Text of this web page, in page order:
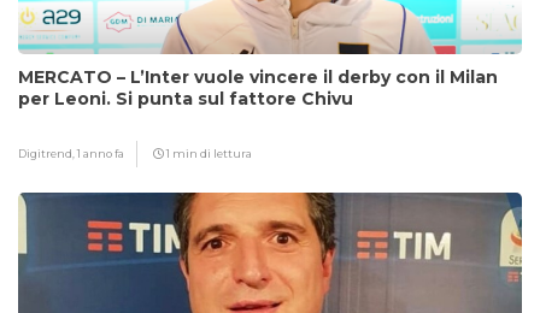
MERCATO – L’Inter vuole vincere il derby con il Milan
per Leoni. Si punta sul fattore Chivu
Digitrend,1 anno fa 1 min di lettura